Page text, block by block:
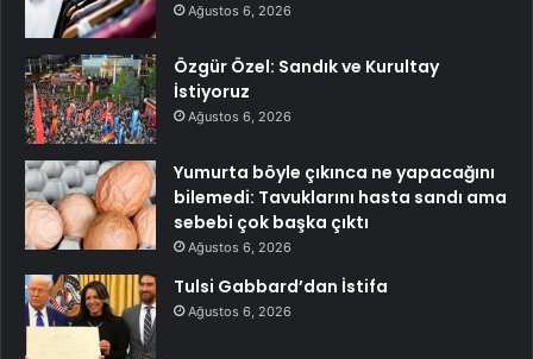
Ağustos 6, 2026
Özgür Özel: Sandık ve Kurultay
İstiyoruz
Ağustos 6, 2026
Yumurta böyle çıkınca ne yapacağını
bilemedi: Tavuklarını hasta sandı ama
sebebi çok başka çıktı
Ağustos 6, 2026
Tulsi Gabbard’dan İstifa
Ağustos 6, 2026